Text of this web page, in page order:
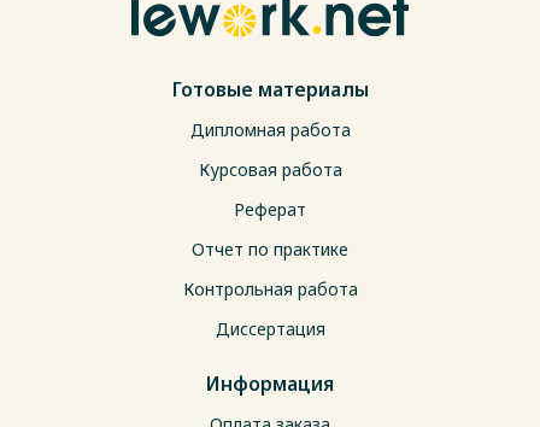
Готовые материалы
Дипломная работа
Курсовая работа
Реферат
Отчет по практике
Контрольная работа
Диссертация
Информация